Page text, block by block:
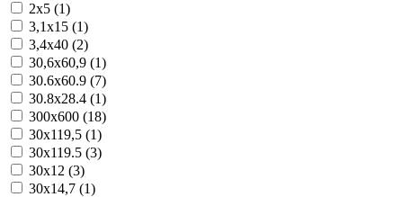
2x5 (1)
3,1x15 (1)
3,4x40 (2)
30,6x60,9 (1)
30.6x60.9 (7)
30.8x28.4 (1)
300x600 (18)
30x119,5 (1)
30x119.5 (3)
30x12 (3)
30x14,7 (1)